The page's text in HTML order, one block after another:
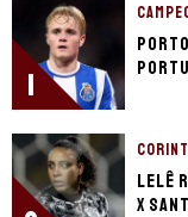
1
Porto
Lelê
x